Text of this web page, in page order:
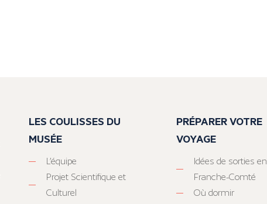
LES COULISSES DU
MUSÉE
L’équipe
Projet Scientifique et
Culturel
PRÉPARER VOTRE
VOYAGE
Idées de sorties en
Franche-Comté
Où dormir